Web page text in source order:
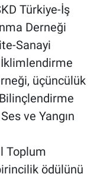
Türkiye-İş
Derneği
Sanayi
İklimlendirme
üçüncülük
ve Yangın
Toplum
ödülünü